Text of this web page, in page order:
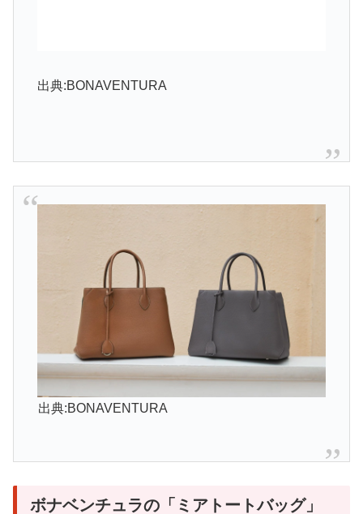
出典:BONAVENTURA
出典:BONAVENTURA
ボナベンチュラの「ミアトートバッグ」